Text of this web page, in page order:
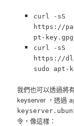
curl -sS
https://
pt-
curl -sS
https://
sudo apt-
我們也可以透過將
keyserver ，透過
令，像這樣：